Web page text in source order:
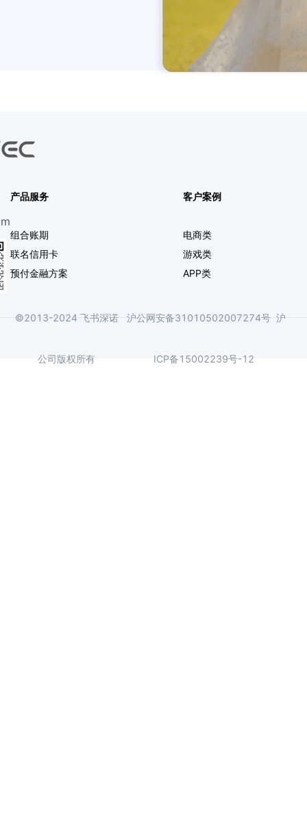
产品服务
组合账期
联名信用卡
预付金融方案
客户案例
电商类
游戏类
APP类
©2013-2024 飞书深诺
公司版权所有
沪公网安备31010502007274号 沪
ICP备15002239号-12